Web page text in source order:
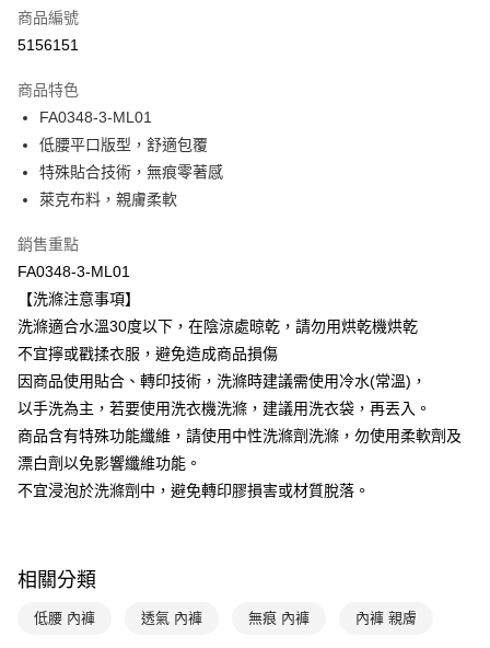
信用卡分期付款
合作金庫商業銀行
華南商業銀行
上海商業儲蓄銀行
國泰世華商業銀行
臺灣中小企業銀行
聯邦商業銀行
台新國際商業銀行
台灣樂天信用卡公司
LINE Pay
Apple Pay
全盈+PAY
AFTEE先享後付
相關說明
【關於「AFTEE先享後付」】
AFTEE先享後付是「在收到商品之後才付款」的支付方式。 讓您購物簡單
便利好安心！
１．簡單：不需註冊會員、不需綁卡、不需儲值。
２．便利：只要手機號碼，簡訊認證，即可結帳。
３．安心：先確認商品／服務後，再付款。
【「AFTEE先享後付」結帳流程】
３．收到繳費通知簡訊後14天內，點擊此簡訊中的連結，可透過四大超商／
※ 請注意：結帳手續完成當下不需立刻繳費，但若您需要取消訂單，請聯絡
ATM付款
運送方式
全家取貨付款$888免運-以PackAge+配客嘉循環箱包裝寄出
每筆NT$90，滿NT$888(含以上)免運費
每筆NT$90，滿NT$888(含以上)免運費
萊爾富取貨付款
商品編號
5156151
商品特色
FA0348-3-ML01
低腰平口版型，舒適包覆
特殊貼合技術，無痕零著感
萊克布料，親膚柔軟
銷售重點
FA0348-3-ML01
【洗滌注意事項】
洗滌適合水溫30度以下，在陰涼處晾乾，請勿用烘乾機烘乾
不宜擰或戳揉衣服，避免造成商品損傷
因商品使用貼合、轉印技術，洗滌時建議需使用冷水(常溫)，
以手洗為主，若要使用洗衣機洗滌，建議用洗衣袋，再丟入。
商品含有特殊功能纖維，請使用中性洗滌劑洗滌，勿使用柔軟劑及
漂白劑以免影響纖維功能。
不宜浸泡於洗滌劑中，避免轉印膠損害或材質脫落。
相關分類
低腰 內褲 透氣 內褲 無痕 內褲 內褲 親膚